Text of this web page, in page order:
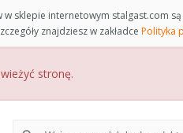
sklepie internetowym stalgast.com
znajdziesz w zakładce Polityka
stronę.